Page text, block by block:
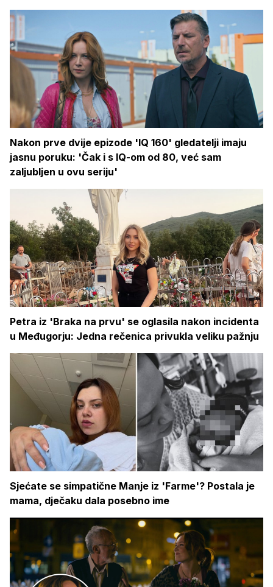
Nakon prve dvije epizode 'IQ 160' gledatelji imaju
jasnu poruku: 'Čak i s IQ-om od 80, već sam
zaljubljen u ovu seriju'
Petra iz 'Braka na prvu' se oglasila nakon incidenta
u Međugorju: Jedna rečenica privukla veliku pažnju
Sjećate se simpatične Manje iz 'Farme'? Postala je
mama, dječaku dala posebno ime